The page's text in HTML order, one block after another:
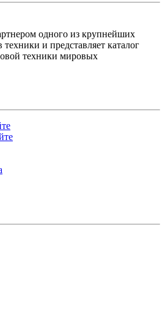
одного из крупнейших
и представляет каталог
техники мировых